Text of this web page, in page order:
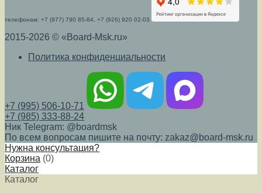
телефонам: +7 (977) 790 85-84, +7 (926) 920 02-03
2015-2026 © «Board-Msk.ru»
Политика конфиденциальности
+7 (995) 506-10-71
+7 (985) 333-88-24
Ник Telegram: @boardmsk
По всем вопросам пишите на почту: zakaz@board-msk.ru
Нужна консультация?
Корзина (0)
Каталог
Каталог